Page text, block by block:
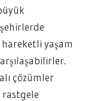
yaşam
çözümler
rastgele